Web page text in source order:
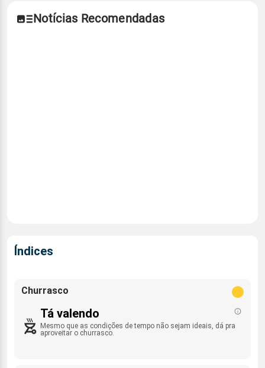
Notícias Recomendadas
Índices
Churrasco
Tá valendo
Mesmo que as condições de tempo não sejam ideais, dá pra
aproveitar o churrasco.